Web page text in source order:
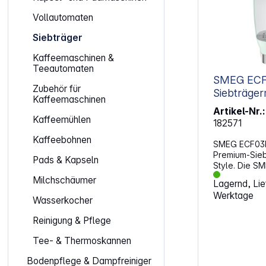
Vollautomaten
Siebträger
Kaffeemaschinen &
Teeautomaten
Zubehör für
Kaffeemaschinen
Kaffeemühlen
Kaffeebohnen
Pads & Kapseln
Milchschäumer
Wasserkocher
Reinigung & Pflege
Tee- & Thermoskannen
Bodenpflege & Dampfreiniger
SMEG
Pastellgrün
Artikel-Nr.:
182571
SMEG
Premium-
Style. Die
klassische
innovativer
bietet ein
Lagernd,
Werktage